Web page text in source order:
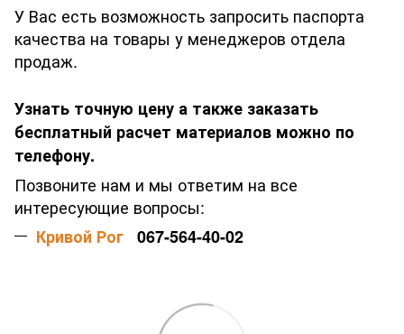
У Вас есть возможность запросить паспорта
качества на товары у менеджеров отдела
продаж.
Узнать точную цену а также заказать
бесплатный расчет материалов можно по
телефону.
Позвоните нам и мы ответим на все
интересующие вопросы:
Кривой Рог 067-564-40-02